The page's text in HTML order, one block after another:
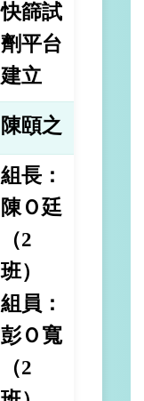
快篩試
劑平台
建立
陳頤之
組長：
陳Ｏ廷
（2
班）
組員：
彭Ｏ寬
（2